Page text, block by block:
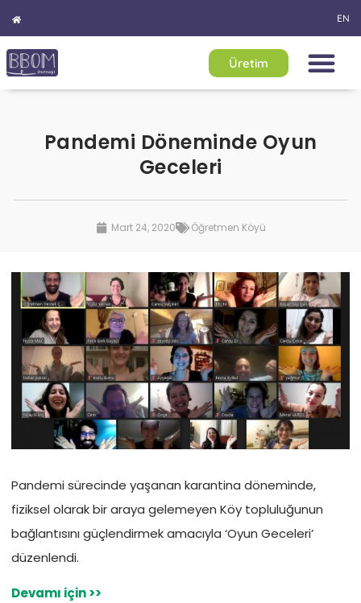
EN
Üretim
Pandemi Döneminde Oyun
Geceleri
Mart 24, 2020 Öğretmen Köyü
Pandemi sürecinde yaşanan karantina döneminde,
fiziksel olarak bir araya gelemeyen Köy topluluğunun
bağlantısını güçlendirmek amacıyla ‘Oyun Geceleri’
düzenlendi.
Devamı için >>